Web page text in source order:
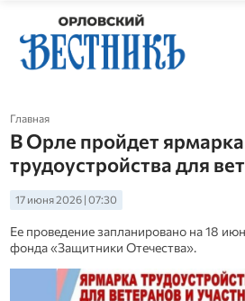
Главная
В Орле пройдет ярмарка
трудоустройства для
17 июня 2026 | 07:30
Ее проведение запланировано на 18
фонда «Защитники Отечества».